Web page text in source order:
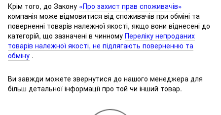
Крім того, до Закону «Про захист прав споживачів»
компанія може відмовитися від споживачів при обміні та
поверненні товарів належної якості, якщо вони віднесені до
категорій, що зазначені в чинному Переліку непроданих
товарів належної якості, не підлягають поверненню та
обміну .
Ви завжди можете звернутися до нашого менеджера для
більш детальної інформації про той чи інший товар.